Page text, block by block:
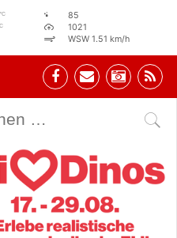
°C
85
1021
WSW 1.51 km/h
Stainach Öffnungszeiten